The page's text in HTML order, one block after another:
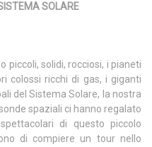
SOLARE
piccoli, solidi, rocciosi, i pianeti
colossi ricchi di gas, i giganti
del Sistema Solare, la nostra
spaziali ci hanno regalato
di questo piccolo
di compiere un tour nello